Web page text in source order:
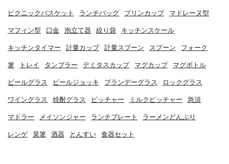
ピクニックバスケット ランチバッグ プリンカップ マドレーヌ型
マフィン型 口金 泡立て器 絞り袋 キッチンスケール
キッチンタイマー 計量カップ 計量スプーン スプーン フォーク
箸 トレイ タンブラー デミタスカップ マグカップ マグボトル
ビールグラス ビールジョッキ ブランデーグラス ロックグラス
ワイングラス 焼酎グラス ピッチャー ミルクピッチャー 急須
マドラー メイソンジャー ランチプレート ラーメンどんぶり
レンゲ 菜箸 酒器 とんすい 食器セット